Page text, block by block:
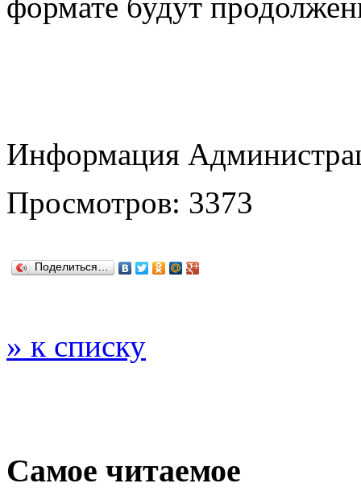
формате будут
Информация
Просмотров: 3373
Поделиться…
» к списку
Самое читаемое